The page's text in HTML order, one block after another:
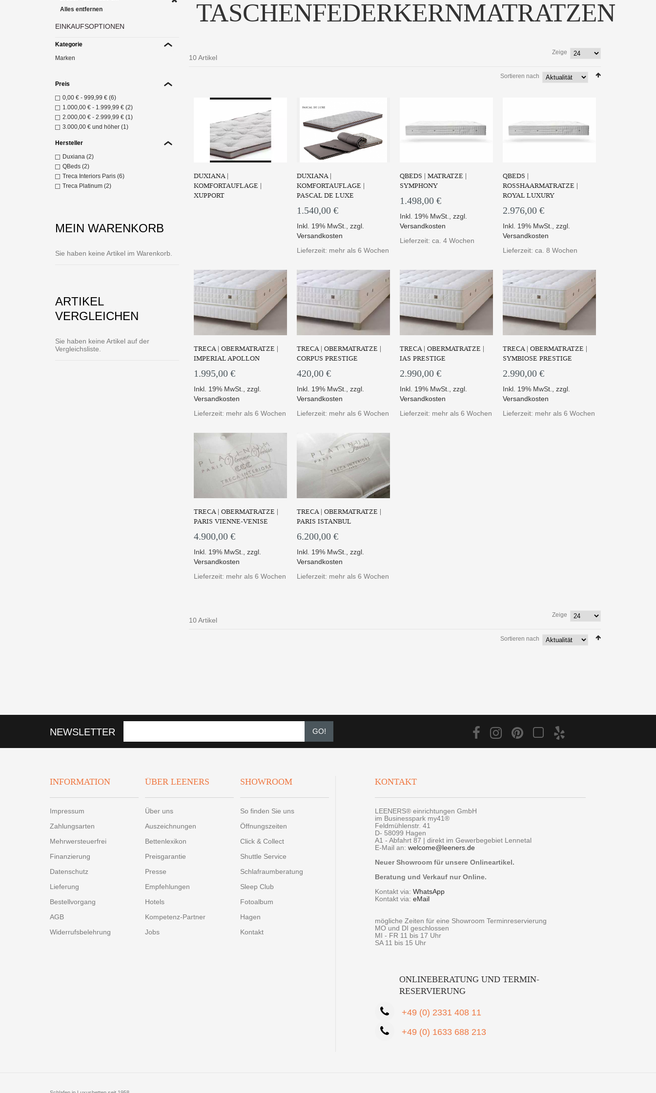
TASCHENFEDERKERNMATRATZEN
10 Artikel
Zeige
Sortieren nach
DUXIANA |
KOMFORTAUFLAGE |
XUPPORT
DUXIANA |
KOMFORTAUFLAGE |
PASCAL DE LUXE
1.540,00 €
Inkl. 19% MwSt., zzgl.
Versandkosten
Lieferzeit: mehr als 6 Wochen
QBEDS | MATRATZE |
SYMPHONY
1.498,00 €
Inkl. 19% MwSt., zzgl.
Versandkosten
Lieferzeit: ca. 4 Wochen
QBEDS |
ROSSHAARMATRATZE |
ROYAL LUXURY
2.976,00 €
Inkl. 19% MwSt., zzgl.
Versandkosten
Lieferzeit: ca. 8 Wochen
TRECA | OBERMATRATZE |
IMPERIAL APOLLON
1.995,00 €
Inkl. 19% MwSt. ,zzgl.
Versandkosten
Lieferzeit: mehr als 6 Wochen
ZUM PRODUKT
TRECA | OBERMATRATZE |
CORPUS PRESTIGE
420,00 €
Inkl. 19% MwSt.
zzgl.
Versandkosten
Lieferzeit: mehr als 6 Wochen
TRECA | OBERMATRATZE |
IAS PRESTIGE
2.990,00 €
Inkl. 19% MwSt.
zzgl.
Versandkosten
Lieferzeit: mehr als 6 Wochen
TRECA | OBERMATRATZE |
SYMBIOSE PRESTIGE
2.990,00 €
Inkl. 19% MwSt.
zzgl.
Versandkosten
Lieferzeit: mehr als 6 Wochen
Die Obermatratze IMPÈRIAL
TRECA | OBERMATRATZE |
PARIS VIENNE-VENISE
4.900,00 €
Inkl. 19% MwSt. ,zzgl.
Versandkosten
Lieferzeit: mehr als 6 Wochen
TRECA | OBERMATRATZE |
PARIS ISTANBUL
6.200,00 €
Inkl. 19% MwSt.
zzgl.
Versandkosten
Lieferzeit: mehr als 6 Wochen
Die Matratze Istanbul aus der
PARIS Linie bie...
10 Artikel
Zeige
Sortieren nach
Alles entfernen
EINKAUFSOPTIONEN
Kategorie
Marken
Preis
0,00 € -999,99 € (6)
1.000,00 € - 1.999,99 € (2)
2.000,00 € -2.999,99 € (1)
3.000,00 € und höher (1)
Hersteller
Duxiana (2)
QBeds (2)
Treca Interiors Paris (6)
Treca Platinum (2)
MEIN WARENKORB
Sie haben keine Artikel im Warenkorb.
ARTIKEL
VERGLEICHEN
Sie haben keine Artikel auf der
Vergleichsliste.
NEWSLETTER GO!
INFORMATION
Impressum
Zahlungsarten
Mehrwersteuerfrei
Finanzierung
Datenschutz
Lieferung
Bestellvorgang
AGB
Widerrufsbelehrung
ÜBER LEENERS
Über uns
Auszeichnungen
Bettenlexikon
Preisgarantie
Presse
Empfehlungen
Hotels
Kompetenz-Partner
Jobs
SHOWROOM
So finden Sie uns
Öffnungszeiten
Click & Collect
Shuttle Service
Schlafraumberatung
Sleep Club
Fotoalbum
Hagen
Kontakt
KONTAKT
LEENERS® einrichtungen GmbH
im Businesspark my41®
Feldmühlenstr. 41
D- 58099 Hagen
A1 - Abfahrt 87 | direkt im Gewerbegebiet Lennetal
E-Mail an: welcome@leeners.de
Neuer Showroom für unsere Onlineartikel.
Beratung und Verkauf nur Online.
Kontakt via: WhatsApp
Kontakt via: eMail
mögliche Zeiten für eine Showroom Terminreservierung
MO und DI geschlossen
MI - FR 11 bis 17 Uhr
SA 11 bis 15 Uhr
ONLINEBERATUNG UND TERMIN-
RESERVIERUNG
+49 (0) 2331 408 11
+49 (0) 1633 688 213